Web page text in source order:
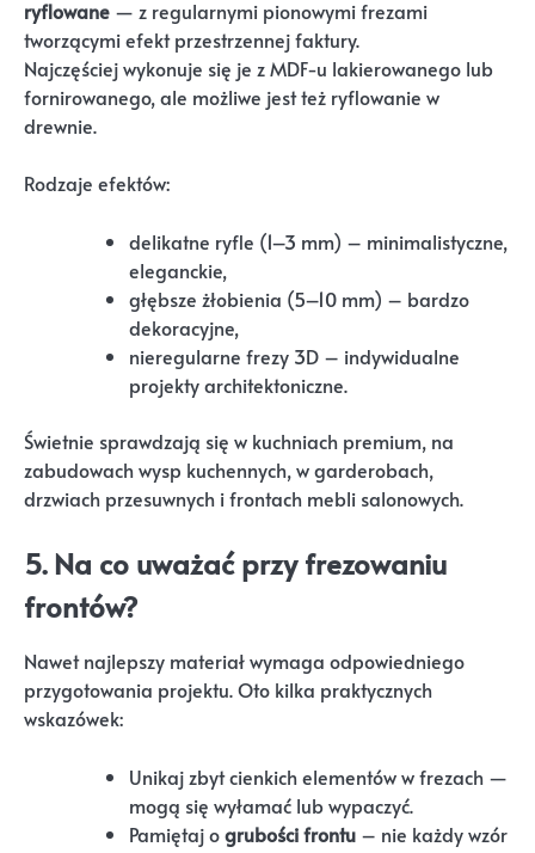
ryflowane — z regularnymi pionowymi frezami
tworzącymi efekt przestrzennej faktury.
Najczęściej wykonuje się je z MDF-u lakierowanego lub
fornirowanego, ale możliwe jest też ryflowanie w
drewnie.
Rodzaje efektów:
delikatne ryfle (1–3 mm) – minimalistyczne,
eleganckie,
głębsze żłobienia (5–10 mm) – bardzo
dekoracyjne,
nieregularne frezy 3D – indywidualne
projekty architektoniczne.
Świetnie sprawdzają się w kuchniach premium, na
zabudowach wysp kuchennych, w garderobach,
drzwiach przesuwnych i frontach mebli salonowych.
5.Na co uważać przy frezowaniu
frontów?
Nawet najlepszy materiał wymaga odpowiedniego
przygotowania projektu. Oto kilka praktycznych
wskazówek:
Unikaj zbyt cienkich elementów w frezach —
mogą się wyłamać lub wypaczyć.
Pamiętaj ogrubości frontu – nie każdy wzór